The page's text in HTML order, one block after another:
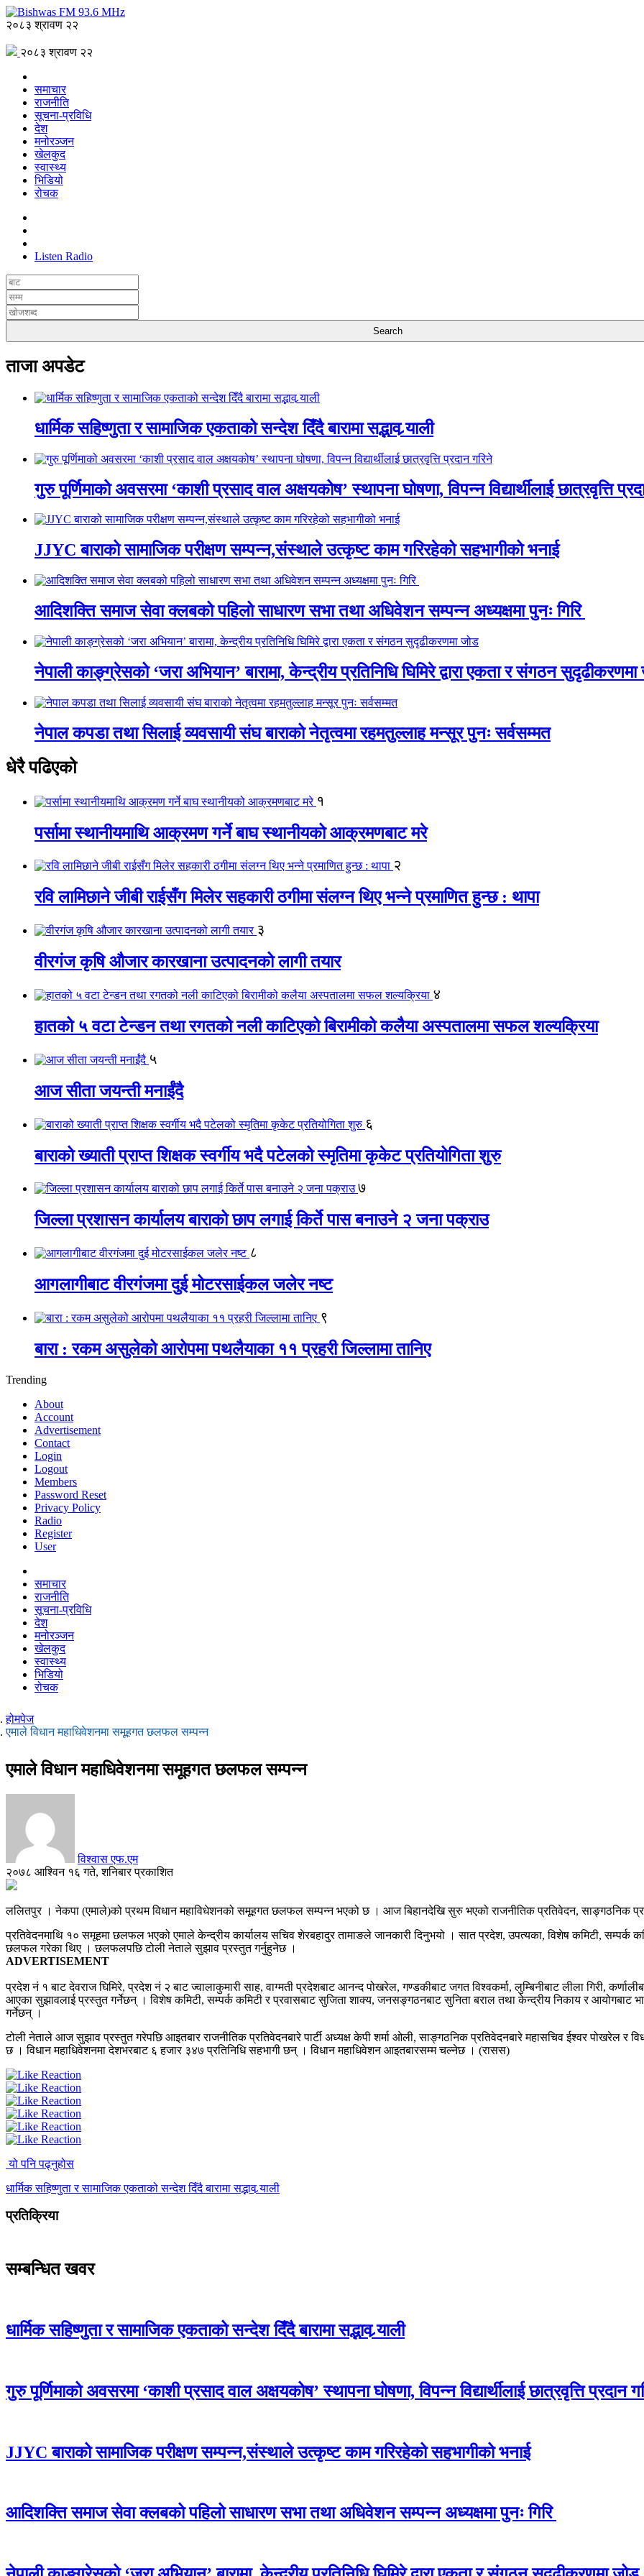
२०८३ श्रावण २२
२०८३ श्रावण २२
समाचार
राजनीति
सूचना-प्रविधि
देश
मनोरञ्जन
खेलकुद
स्वास्थ्य
भिडियो
रोचक
Listen Radio
ताजा अपडेट
धार्मिक सहिष्णुता र सामाजिक एकताको सन्देश दिँदै बारामा सद्भाव र्‍याली
गुरु पूर्णिमाको अवसरमा ‘काशी प्रसाद वाल अक्षयकोष’ स्थापना घोषणा, विपन्न विद्यार्थीलाई छात्रवृत्ति
JJYC बाराको सामाजिक परीक्षण सम्पन्न,संस्थाले उत्कृष्ट काम गरिरहेको सहभागीको भनाई
आदिशक्ति समाज सेवा क्लबको पहिलो साधारण सभा तथा अधिवेशन सम्पन्न अध्यक्षमा पुनः गिरि
नेपाली काङ्ग्रेसको ‘जरा अभियान’ बारामा, केन्द्रीय प्रतिनिधि घिमिरे द्वारा एकता र संगठन
नेपाल कपडा तथा सिलाई व्यवसायी संघ बाराको नेतृत्वमा रहमतुल्लाह मन्सूर पुनः सर्वसम्मत
धेरै पढिएको
१
पर्सामा स्थानीयमाथि आक्रमण गर्ने बाघ स्थानीयको आक्रमणबाट मरे
२
रवि लामिछाने जीबी राईसँग मिलेर सहकारी ठगीमा संलग्न थिए भन्ने प्रमाणित हुन्छ : थापा
३
वीरगंज कृषि औजार कारखाना उत्पादनको लागी तयार
४
हातको ५ वटा टेन्डन तथा रगतको नली काटिएको बिरामीको कलैया अस्पतालमा सफल शल्यक्रिया
५
आज सीता जयन्ती मनाईंदै
६
बाराको ख्याती प्राप्त शिक्षक स्वर्गीय भदै पटेलको स्मृतिमा कृकेट प्रतियोगिता शुरु
७
जिल्ला प्रशासन कार्यालय बाराको छाप लगाई किर्ते पास बनाउने २ जना पक्राउ
८
आगलागीबाट वीरगंजमा दुई मोटरसाईकल जलेर नष्ट
९
बारा : रकम असुलेको आरोपमा पथलैयाका ११ प्रहरी जिल्लामा तानिए
Trending
About
Account
Advertisement
Contact
Login
Logout
Members
Password Reset
Privacy Policy
Radio
Register
User
समाचार
राजनीति
सूचना-प्रविधि
देश
मनोरञ्जन
खेलकुद
स्वास्थ्य
भिडियो
रोचक
होमपेज
एमाले विधान महाधिवेशनमा समूहगत छलफल सम्पन्न
एमाले विधान महाधिवेशनमा समूहगत छलफल सम्पन्न
विश्वास एफ.एम
२०७८ आश्विन १६ गते, शनिबार प्रकाशित
ललितपुर । नेकपा (एमाले)को प्रथम विधान महाविधेशनको समूहगत छलफल सम्पन्न भएको छ । आज बिहानदेखि सुरु भएको राजनीतिक प्रतिवेदन, साङ्गठनिक
प्रतिवेदनमाथि १० समूहमा छलफल भएको एमाले केन्द्रीय कार्यालय सचिव शेरबहादुर तामाङले जानकारी दिनुभयो । सात प्रदेश, उपत्यका, विशेष कमिटी,
छलफल गरेका थिए । छलफलपछि टोली नेताले सुझाव प्रस्तुत गर्नुहुनेछ ।
ADVERTISEMENT
प्रदेश नं १ बाट देवराज घिमिरे, प्रदेश नं २ बाट ज्वालाकुमारी साह, वाग्मती प्रदेशबाट आनन्द पोखरेल, गण्डकीबाट जगत विश्वकर्मा, लुम्बिनीबाट लीला गिरी,
आएका सुझावलाई प्रस्तुत गर्नेछन् । विशेष कमिटी, सम्पर्क कमिटी र प्रवासबाट सुजिता शाक्य, जनसङ्गठनबाट सुनिता बराल तथा केन्द्रीय निकाय र
गर्नेछन् ।
टोली नेताले आज सुझाव प्रस्तुत गरेपछि आइतबार राजनीतिक प्रतिवेदनबारे पार्टी अध्यक्ष केपी शर्मा ओली, साङ्गठनिक प्रतिवेदनबारे महासचिव ईश्वर पोखरेल र
छ । विधान महाधिवेशनमा देशभरबाट ६ हजार ३४७ प्रतिनिधि सहभागी छन् । विधान महाधिवेशन आइतबारसम्म चल्नेछ । (रासस)
यो पनि पढ्नुहोस
धार्मिक सहिष्णुता र सामाजिक एकताको सन्देश दिँदै बारामा सद्भाव र्‍याली
प्रतिक्रिया
सम्बन्धित खवर
धार्मिक सहिष्णुता र सामाजिक एकताको सन्देश दिँदै बारामा सद्भाव र्‍याली
गुरु पूर्णिमाको अवसरमा ‘काशी प्रसाद वाल अक्षयकोष’ स्थापना घोषणा, विपन्न विद्यार्थीलाई छात्रवृत्ति प्रदान
JJYC बाराको सामाजिक परीक्षण सम्पन्न,संस्थाले उत्कृष्ट काम गरिरहेको सहभागीको भनाई
आदिशक्ति समाज सेवा क्लबको पहिलो साधारण सभा तथा अधिवेशन सम्पन्न अध्यक्षमा पुनः गिरि